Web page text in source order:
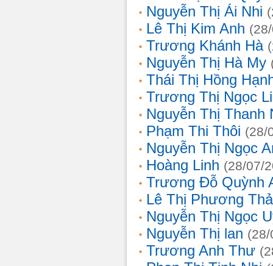
Nguyễn Thị Ái Nhi
Lê Thị Kim Anh
Trương Khánh Hà
Nguyễn Thị Hà My
Thái Thị Hồng
Trương Thị Ngọc
Nguyễn Thị Thanh
Phạm Thi Thôi (28/
Nguyễn Thị Ngọc
Hoàng Linh (28/07/
Trương Đỗ Quỳnh
Lê Thị Phương
Nguyễn Thị Ngọc
Nguyễn Thị lan
Trương Anh Thư